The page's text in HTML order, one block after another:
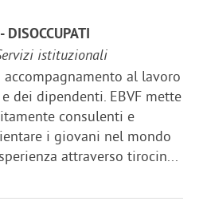
DISOCCUPATI
istituzionali
al lavoro
dei dipendenti. EBVF mette
consulenti e
i giovani nel mondo
attraverso tirocin...